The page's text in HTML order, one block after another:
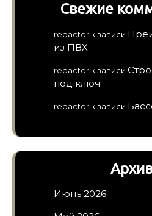
Свежие
redactor к записи
из ПВХ
redactor к записи
под ключ
redactor к записи
Июнь 2026